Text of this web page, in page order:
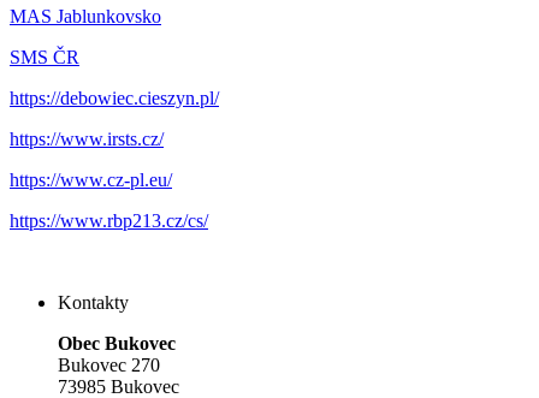
MAS Jablunkovsko
SMS ČR
https://debowiec.cieszyn.pl/
https://www.irsts.cz/
https://www.cz-pl.eu/
https://www.rbp213.cz/cs/
Kontakty
Obec Bukovec
Bukovec 270
73985 Bukovec